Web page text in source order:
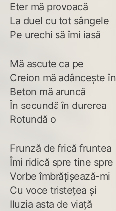
Eter mă provoacă
La duel cu tot sângele
Pe urechi să îmi iasă
Mă ascute ca pe
Creion mă adâncește în
Beton mă aruncă
În secundă în durerea
Rotundă o
Frunză de frică fruntea
Îmi ridică spre tine spre
Vorbe îmbrățișează-mi
Cu voce tristețea și
Iluzia asta de viață